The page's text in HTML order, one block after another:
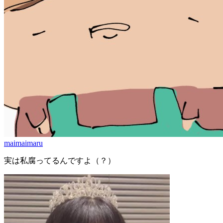
maimaimaru
実は私腐ってるんですよ（？）